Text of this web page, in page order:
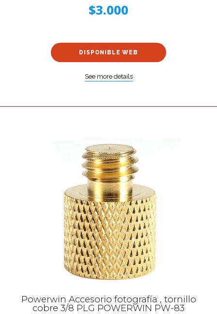
$3.000
DISPONIBLE WEB
See more details
Powerwin Accesorio fotografía , tornillo
cobre 3/8 PLG POWERWIN PW-83